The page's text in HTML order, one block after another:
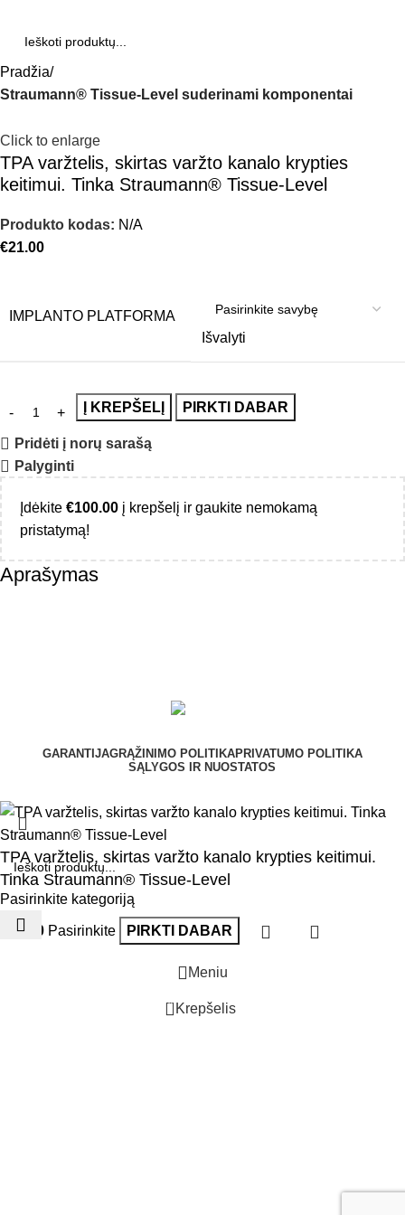
Pradžia
Straumann® Tissue-Level suderinami komponentai
Click to enlarge
TPA varžtelis, skirtas varžto kanalo krypties
keitimui. Tinka Straumann® Tissue-Level
Produkto kodas: N/A
€21.00
IMPLANTO PLATFORMA
Išvalyti
Į KREPŠELĮ PIRKTI DABAR
Pridėti į norų sarašą
Palyginti
Įdėkite €100.00 į krepšelį ir gaukite nemokamą
pristatymą!
Aprašymas
GARANTIJAGRĄŽINIMO POLITIKAPRIVATUMO POLITIKA
SĄLYGOS IR NUOSTATOS
Pasirinkite kategoriją
TPA varžtelis, skirtas varžto kanalo krypties keitimui.
Tinka Straumann® Tissue-Level
21.00 Pasirinkite PIRKTI DABAR
Meniu
0 Krepšelis